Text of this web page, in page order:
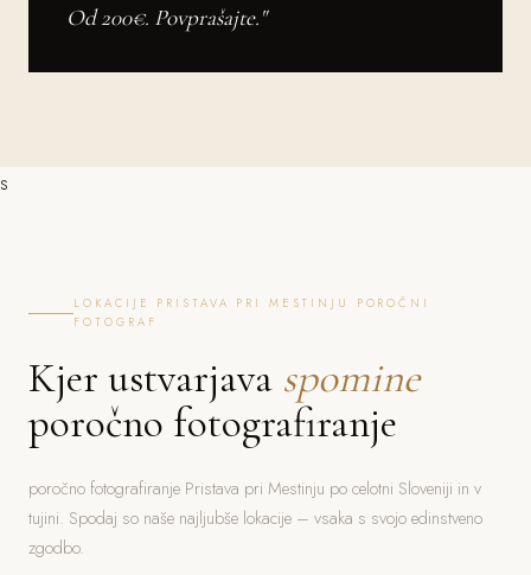
Od 200€. Povprašajte."
s
LOKACIJE PRISTAVA PRI MESTINJU POROČNI
FOTOGRAF
Kjer ustvarjava spomine
poročno fotografiranje
poročno fotografiranje Pristava pri Mestinju po celotni Sloveniji in v
tujini. Spodaj so naše najljubše lokacije – vsaka s svojo edinstveno
zgodbo.